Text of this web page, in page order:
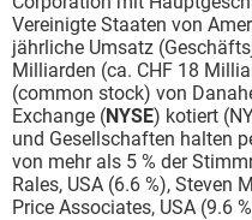
Vereinigte Staaten von
jährliche Umsatz
Milliarden (ca. CHF 18
(common stock) von
Exchange (NYSE) kotiert
und Gesellschaften halten
von mehr als 5 % der
Rales, USA (6.6 %), Steven
Price Associates, USA (9.6